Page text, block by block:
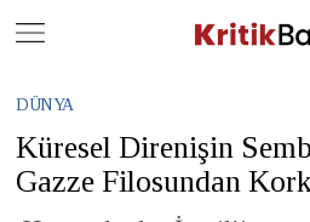
DÜNYA
Küresel Direnişin
Gazze Filosundan